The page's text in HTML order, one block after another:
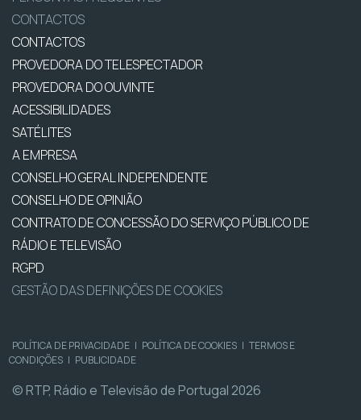
CONTACTOS
CONTACTOS
PROVEDORA DO TELESPECTADOR
PROVEDORA DO OUVINTE
ACESSIBILIDADES
SATÉLITES
A EMPRESA
CONSELHO GERAL INDEPENDENTE
CONSELHO DE OPINIÃO
CONTRATO DE CONCESSÃO DO SERVIÇO PÚBLICO DE
RÁDIO E TELEVISÃO
RGPD
GESTÃO DAS DEFINIÇÕES DE COOKIES
POLÍTICA DE PRIVACIDADE | POLÍTICA DE COOKIES | TERMOS E
CONDIÇÕES | PUBLICIDADE
© RTP, Rádio e Televisão de Portugal 2026